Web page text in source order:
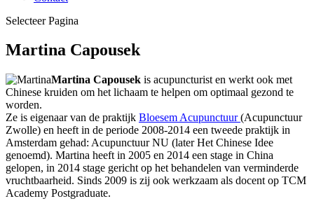
Selecteer Pagina
Martina Capousek
Martina Capousek is acupuncturist en werkt ook met
Chinese kruiden om het lichaam te helpen om optimaal gezond te
worden.
Ze is eigenaar van de praktijk Bloesem Acupunctuur(Acupunctuur
Zwolle) en heeft in de periode 2008-2014 een tweede praktijk in
Amsterdam gehad: Acupunctuur NU (later Het Chinese Idee
genoemd). Martina heeft in 2005 en 2014 een stage in China
gelopen, in 2014 stage gericht op het behandelen van verminderde
vruchtbaarheid. Sinds 2009 is zij ook werkzaam als docent op TCM
Academy Postgraduate.